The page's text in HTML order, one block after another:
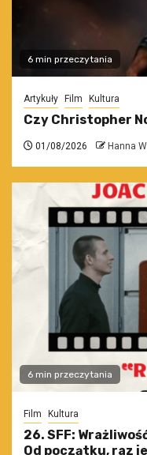
6 min przeczytania
Artykuły Film Kultura
Czy Christopher
01/08/2026 Hanna
6 min przeczytania
Film Kultura
26. SFF:
Od początku, raz